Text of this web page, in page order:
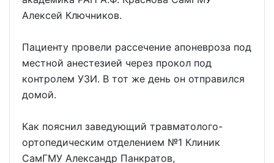
Алексей Ключников.
Пациенту провели рассечение апоневроза под
местной анестезией через прокол под
контролем УЗИ. В тот же день он отправился
домой.
Как пояснил заведующий травматолого-
ортопедическим отделением №1 Клиник
СамГМУ Александр Панкратов,